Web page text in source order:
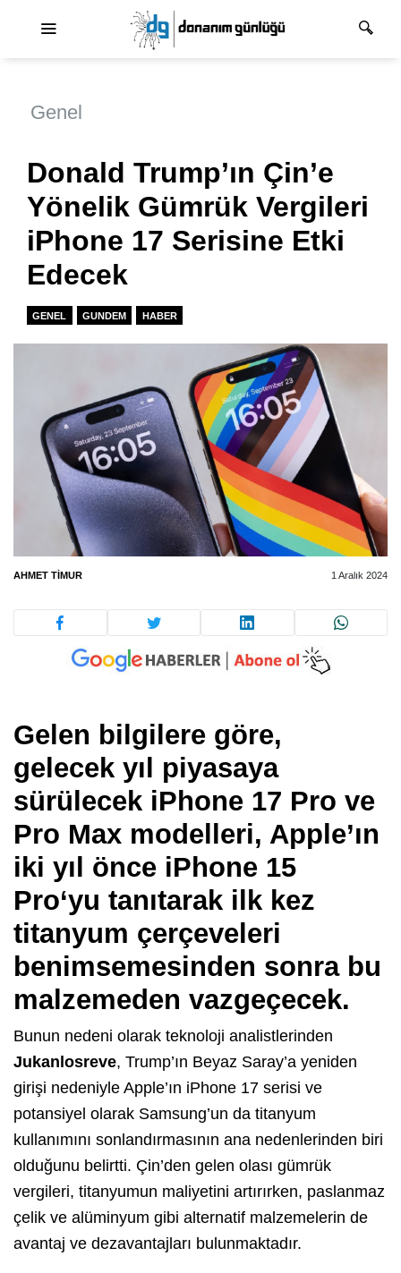
Genel
Donald Trump’ın Çin’e
Yönelik Gümrük Vergileri
iPhone 17 Serisine Etki
Edecek
GENEL GUNDEM HABER
AHMET TIMUR 1 Aralık 2024
Gelen bilgilere göre,
gelecek yıl piyasaya
sürülecek iPhone 17 Pro ve
Pro Max modelleri, Apple’ın
iki yıl önce iPhone 15
Pro‘yu tanıtarak ilk kez
titanyum çerçeveleri
benimsemesinden sonra bu
malzemeden vazgeçecek.
Bunun nedeni olarak teknoloji analistlerinden
Jukanlosreve, Trump’ın Beyaz Saray’a yeniden
girişi nedeniyle Apple’ın iPhone 17 serisi ve
potansiyel olarak Samsung’un da titanyum
kullanımını sonlandırmasının ana nedenlerinden biri
olduğunu belirtti. Çin’den gelen olası gümrük
vergileri, titanyumun maliyetini artırırken, paslanmaz
çelik ve alüminyum gibi alternatif malzemelerin de
avantaj ve dezavantajları bulunmaktadır.